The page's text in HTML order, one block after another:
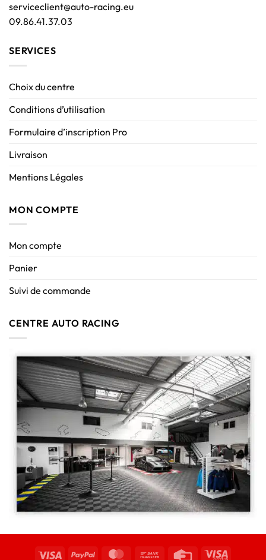
serviceclient@auto-racing.eu
09.86.41.37.03
SERVICES
Choix du centre
Conditions d’utilisation
Formulaire d’inscription Pro
Livraison
Mentions Légales
MON COMPTE
Mon compte
Panier
Suivi de commande
CENTRE AUTO RACING